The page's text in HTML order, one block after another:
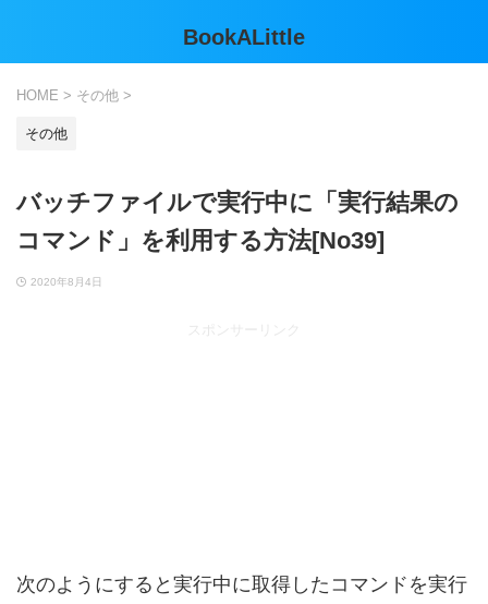
BookALittle
HOME > その他 >
その他
バッチファイルで実行中に「実行結果の
コマンド」を利用する方法[No39]
2020年8月4日
次のようにすると実行中に取得したコマンドを実行